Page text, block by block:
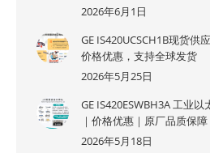
2026年6月1日
GE IS420UCSCH1B现货供
价格优惠，支持全球发货
2026年5月25日
GE IS420ESWBH3A 工业
｜价格优惠｜原厂品质保障
2026年5月18日